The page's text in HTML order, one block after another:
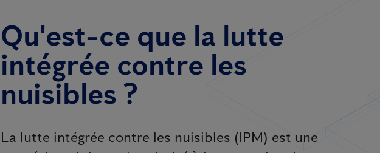
Qu'est-ce que la lutte
intégrée contre les
nuisibles ?
La lutte intégrée contre les nuisibles (IPM) est une